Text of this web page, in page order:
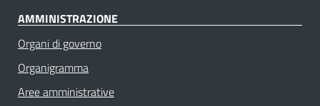
AMMINISTRAZIONE
Organi di governo
Organigramma
Aree amministrative